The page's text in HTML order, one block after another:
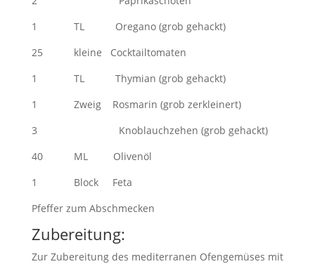
1 TL Oregano (grob gehackt)
25 kleine Cocktailtomaten
1 TL Thymian (grob gehackt)
1 Zweig Rosmarin (grob zerkleinert)
3 Knoblauchzehen (grob gehackt)
40 ML Olivenöl
1 Block Feta
Pfeffer zum Abschmecken
Zubereitung:
Zur Zubereitung des mediterranen Ofengemüses mit